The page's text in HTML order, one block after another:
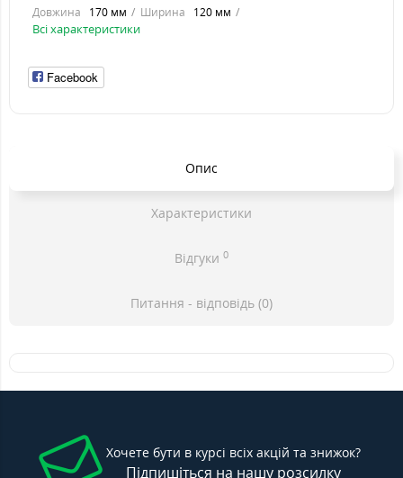
Довжина 170 мм Ширина 120 мм
Всі характеристики
Facebook
Опис
Характеристики
Відгуки 0
Питання - відповідь (0)
Хочете бути в курсі всіх акцій та знижок?
Підпишіться на нашу розсилку